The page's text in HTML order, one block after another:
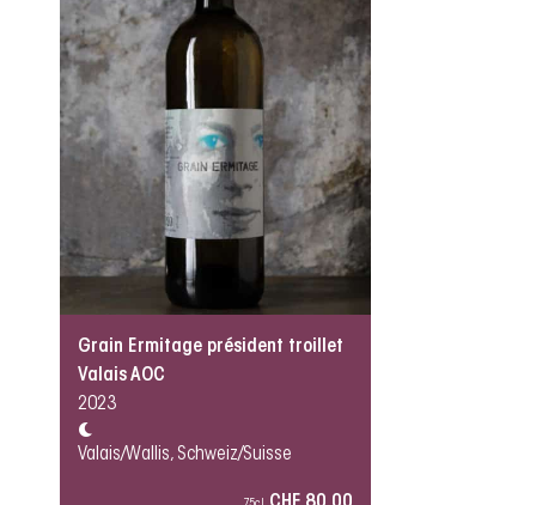
Grain Ermitage président troillet
Valais AOC
2023
Valais/Wallis, Schweiz/Suisse